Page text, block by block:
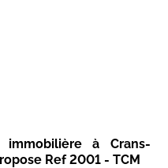
immobilière à Crans-
Ref 2001 - TCM